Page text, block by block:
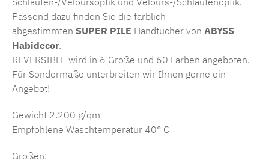
Passend dazu finden Sie die farblich
abgestimmten SUPER PILE Handtücher von ABYSS
Habidecor.
REVERSIBLE wird in 6 Größe und 60 Farben angeboten.
Für Sondermaße unterbreiten wir Ihnen gerne ein
Angebot!
Gewicht 2.200 g/qm
Empfohlene Waschtemperatur 40° C
Größen: